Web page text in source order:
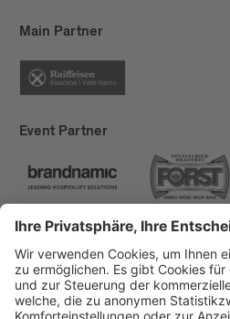
Main Partner
Event Partner
Brixen Tourismus